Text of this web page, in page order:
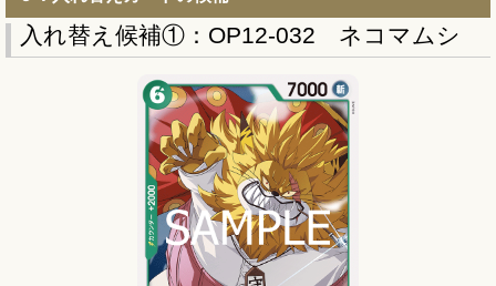
入れ替え候補①：OP12-032 ネコマムシ